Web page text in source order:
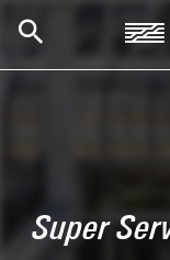
Super